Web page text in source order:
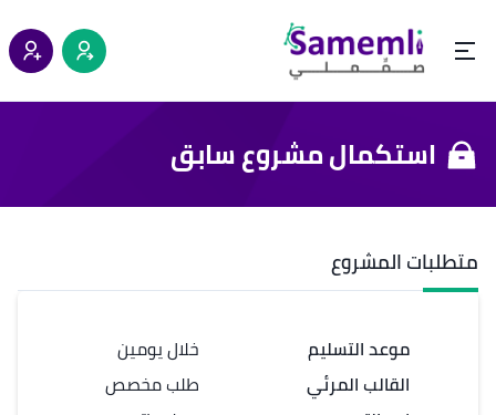
استكمال مشروع سابق
متطلبات المشروع
موعد التسليم
القالب المرئي
خلال يومين
طلب مخصص